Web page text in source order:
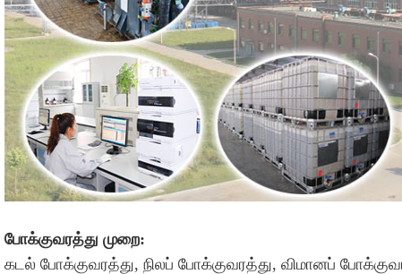
போக்குவரத்து முறை:
கடல் போக்குவரத்து, நிலப் போக்குவரத்து, விமானப்